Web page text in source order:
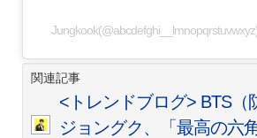
関連記事
<トレンドブログ> BTS（
ジョングク、「最高の六